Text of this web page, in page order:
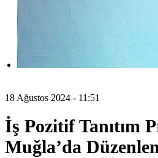
18 Ağustos 2024 - 11:51
İş Pozitif Tanıtım
Muğla’da